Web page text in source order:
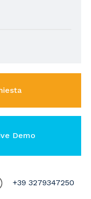
Demo
+39 3279347250